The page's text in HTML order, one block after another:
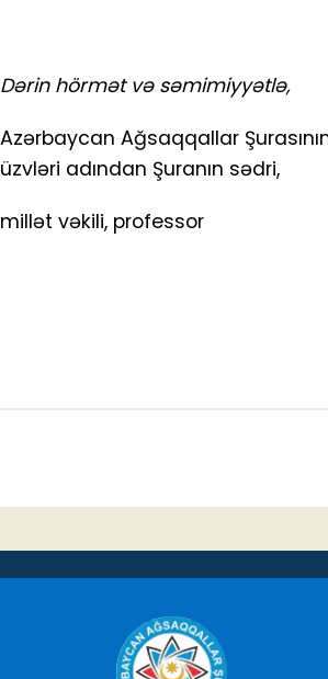
Dərin hörmət və səmimiyyətlə,
Azərbaycan Ağsaqqallar
üzvləri adından Şuranın sədri,
millət vəkili,